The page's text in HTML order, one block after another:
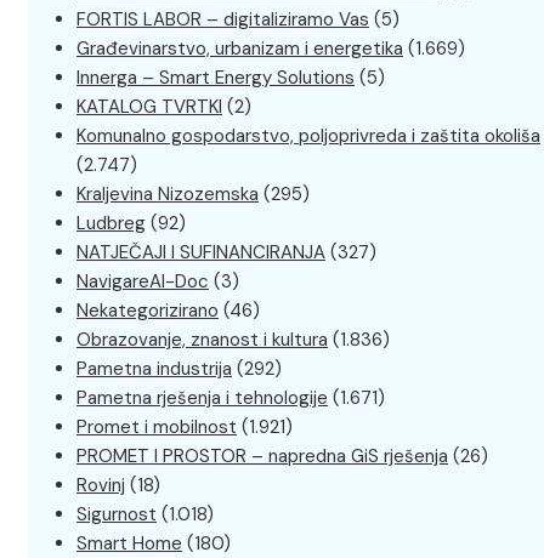
FORTIS LABOR – digitaliziramo Vas (5)
Građevinarstvo, urbanizam i energetika (1.669)
Innerga – Smart Energy Solutions (5)
KATALOG TVRTKI (2)
Komunalno gospodarstvo, poljoprivreda i zaštita okoliša
(2.747)
Kraljevina Nizozemska (295)
Ludbreg (92)
NATJEČAJI I SUFINANCIRANJA (327)
NavigareAI-Doc (3)
Nekategorizirano (46)
Obrazovanje, znanost i kultura (1.836)
Pametna industrija (292)
Pametna rješenja i tehnologije (1.671)
Promet i mobilnost (1.921)
PROMET I PROSTOR – napredna GiS rješenja (26)
Rovinj (18)
Sigurnost (1.018)
Smart Home (180)